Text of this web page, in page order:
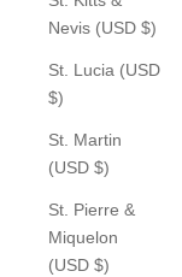
Nevis (USD $)
St. Lucia (USD
$)
St. Martin
(USD $)
St. Pierre &
Miquelon
(USD $)